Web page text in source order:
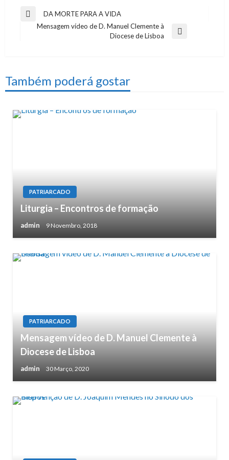
Navegação
PreviousDA MORTE PARA A VIDA
Mensagem vídeo de D. Manuel Clemente à
Diocese de Lisboa
Também poderá gostar
PATRIARCADO
Liturgia – Encontros de formação
admin 9 Novembro, 2018
PATRIARCADO
Mensagem vídeo de D. Manuel Clemente à
Diocese de Lisboa
admin 30 Março, 2020